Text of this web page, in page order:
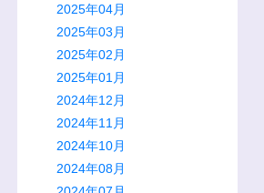
2025年04月
2025年03月
2025年02月
2025年01月
2024年12月
2024年11月
2024年10月
2024年08月